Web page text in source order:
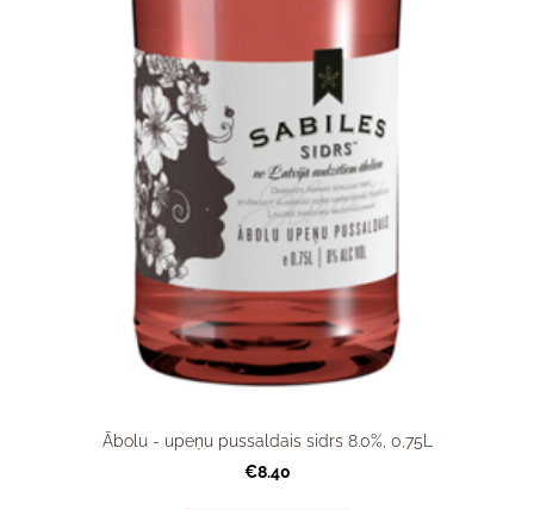
Ābolu - upeņu pussaldais sidrs 8.0%, 0,75L
€8.40